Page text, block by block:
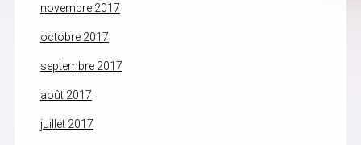
novembre 2017
octobre 2017
septembre 2017
août 2017
juillet 2017